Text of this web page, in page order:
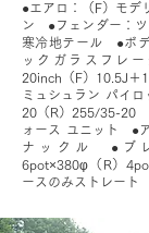
●エアロ：（F）モデ
ン ●フェンダー：
寒冷地テール ●ボ
ックガラスフレ
20inch（F）10.5J＋
ミュシュラン パイ
20（R）255/35-20
ォース ユニット ●
ナックル ●ブ
6pot×380φ（R）
ースのみストレート